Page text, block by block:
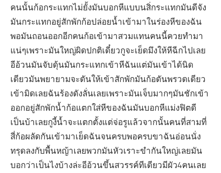
คนนั้นก้อกระแทกไม่ยั้งมันบอกหีแบบนสิ่กระแทกมันดีจัง
มันกระแทกอยู่สักพักก้อปล่อยน้ำเข้ามาในร่องหีของฉัน
พอมันถอนออกอีกคนก้อเข้ามาสวมแทนคนนี้ควยทำมา
แน่ๆเพราะมันใหญ่ผิดปกติเดี๋ยวกูจะเย็ดมึงให้หีฉีกไปเลย
อีอ้วนมันจับดุ้นมันกระแทกเข้าหีฉันแต่มันเข้าได้นิด
เดียวมันพยายามจะดันให้เข้าสักพักมันก้อดันพรวดเดียว
เข้ามิดเลยฉันร้องดังลั่นเลยเพราะมันเจ็บมากๆมันชักเข้า
ออกอยู่สักพักน้ำก้อแตกใส่หีของฉันมันบอกหีแม่งฟิตดี
เป็นบ้าเลยกูงี้น้ำจะแตกตั้งแต่จ่อรูแล้วจากนั้นคนที่สามที่
สี่ก้อผลัดกันเข้ามาเย็ดฉันจนครบพอครบขาฉันอ่อนนั่ง
ทรุดลงกับพื้นหญ้าเลยพวกมันหัวเราะขำกันใหญ่เลยมัน
บอกว่าเป็นไงบ้างล่ะอีอ้วนขึ้นสวรรค์ทีเดียวมีผัว4คนเลย